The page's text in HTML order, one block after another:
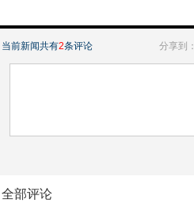
当前新闻共有2条评论 分享到：
全部评论